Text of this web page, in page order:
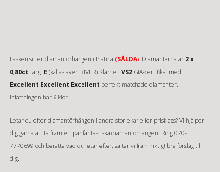
I asken sitter diamantörhängen i Platina (SÅLDA). Diamanterna är 2 x
0,80ct Färg: E (kallas även RIVER) Klarhet: VS2 GIA-certifikat med
Excellent Excellent Excellent perfekt matchade diamanter.
Infattningen har 6 klor.
Letar du efter diamantörhängen i andra storlekar eller prisklass? Vi hjälper
dig gärna att ta fram ett par fantastiska diamantörhängen. Ring070-
7770699 och berätta vad du letar efter, så tar vi fram riktigt bra förslag till
dig.